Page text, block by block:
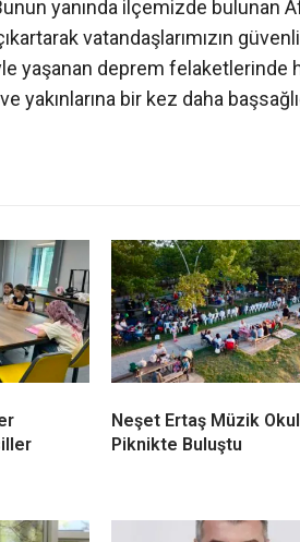
yanında ilçemizde bulunan
vatandaşlarımızın
yaşanan deprem felaketlerinde
yakınlarına bir kez daha
Neşet Ertaş Müzik
Piknikte Buluştu